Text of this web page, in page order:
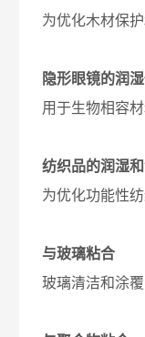
为优化木材保
隐形眼镜的润
用于生物相容
纺织品的润湿
为优化功能性
与玻璃粘合
玻璃清洁和涂